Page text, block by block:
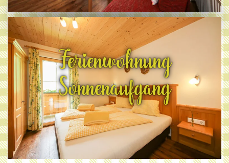
Ferienwohnung
Sonnenaufgang